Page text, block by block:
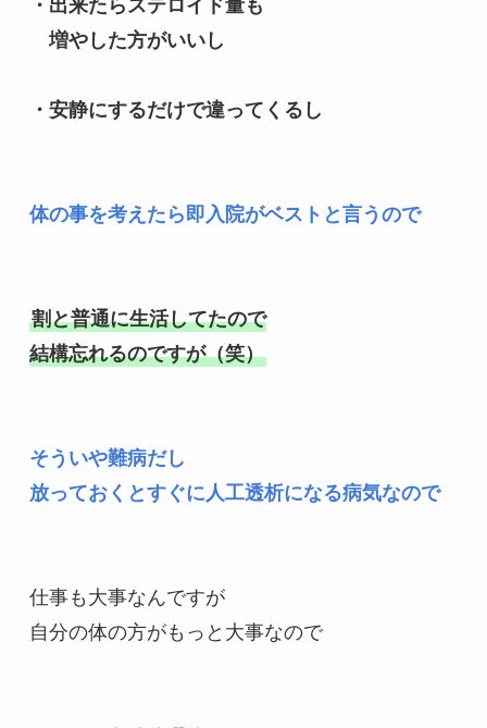
・出来たらステロイド量も
増やした方がいいし
・安静にするだけで違ってくるし
体の事を考えたら即入院がベストと言うので
割と普通に生活してたので
結構忘れるのですが（笑）
そういや難病だし
放っておくとすぐに人工透析になる病気なので
仕事も大事なんですが
自分の体の方がもっと大事なので